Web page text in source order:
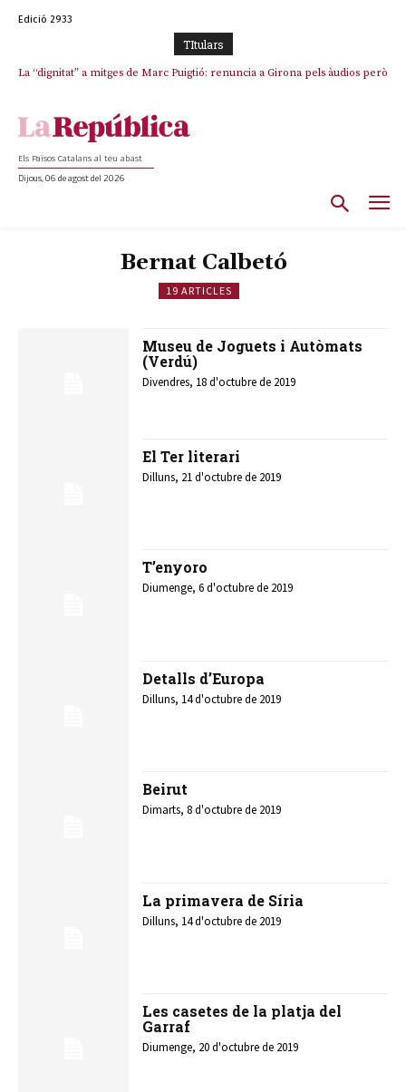
Edició 2933
TItulars
La “dignitat” a mitges de Marc Puigtió: renuncia a Girona pels àudios però
Els Països Catalans al teu abast
Dijous, 06 de agost del 2026
Bernat Calbetó
19 ARTICLES
Museu de Joguets i Autòmats
(Verdú)
Divendres, 18 d'octubre de 2019
El Ter literari
Dilluns, 21 d'octubre de 2019
T’enyoro
Diumenge, 6 d'octubre de 2019
Detalls d’Europa
Dilluns, 14 d'octubre de 2019
Beirut
Dimarts, 8 d'octubre de 2019
La primavera de Síria
Dilluns, 14 d'octubre de 2019
Les casetes de la platja del
Garraf
Diumenge, 20 d'octubre de 2019